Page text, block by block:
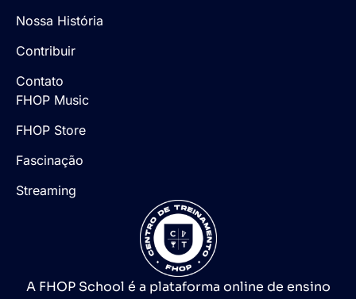
Nossa História
Contribuir
Contato
FHOP Music
FHOP Store
Fascinação
Streaming
A FHOP School é a plataforma online de ensino